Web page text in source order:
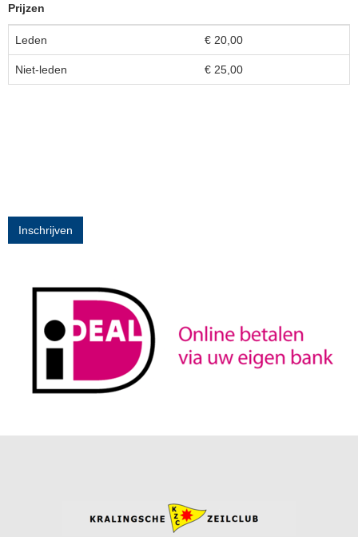
Prijzen
Leden € 20,00
Niet-leden € 25,00
Inschrijven